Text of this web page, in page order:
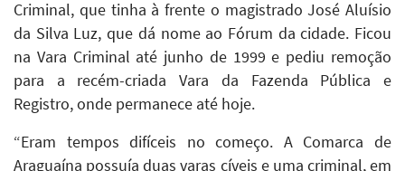
Criminal, que tinha à frente o magistrado José Aluísio
da Silva Luz, que dá nome ao Fórum da cidade. Ficou
na Vara Criminal até junho de 1999 e pediu remoção
para a recém-criada Vara da Fazenda Pública e
Registro, onde permanece até hoje.
“Eram tempos difíceis no começo. A Comarca de
Araguaína possuía duas varas cíveis e uma criminal, em